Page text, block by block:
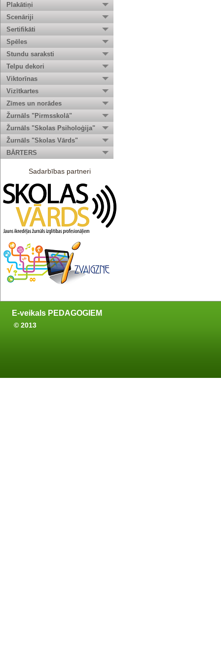
Plakātiņi
Scenāriji
Sertifikāti
Spēles
Stundu saraksti
Telpu dekori
Viktorīnas
Vizītkartes
Zīmes un norādes
Žurnāls "Pirmsskolā"
Žurnāls "Skolas Psiholoģija"
Žurnāls "Skolas Vārds"
BĀRTERS
Sadarbības partneri
E-veikals PEDAGOGIEM
© 2013